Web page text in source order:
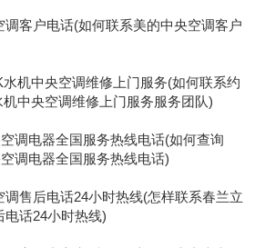
调客户电话(如何联系美的中央空调客户
机中央空调维修上门服务(如何联系约
中央空调维修上门服务服务团队)
调电器全国服务热线电话(如何查询
调电器全国服务热线电话)
调售后电话24小时热线(怎样联系春兰立
电话24小时热线)